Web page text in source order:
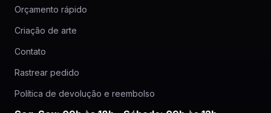
Orçamento rápido
Criação de arte
Contato
Rastrear pedido
Política de devolução e reembolso